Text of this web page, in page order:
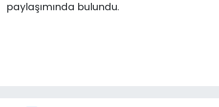
paylaşımında bulundu.